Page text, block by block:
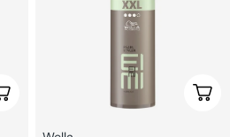
Choisissez Les Options